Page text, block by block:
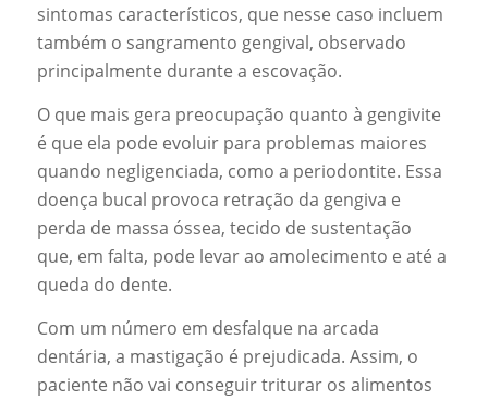
sintomas característicos, que nesse caso incluem
também o sangramento gengival, observado
principalmente durante a escovação.
O que mais gera preocupação quanto à gengivite
é que ela pode evoluir para problemas maiores
quando negligenciada, como a periodontite. Essa
doença bucal provoca retração da gengiva e
perda de massa óssea, tecido de sustentação
que, em falta, pode levar ao amolecimento e até a
queda do dente.
Com um número em desfalque na arcada
dentária, a mastigação é prejudicada. Assim, o
paciente não vai conseguir triturar os alimentos